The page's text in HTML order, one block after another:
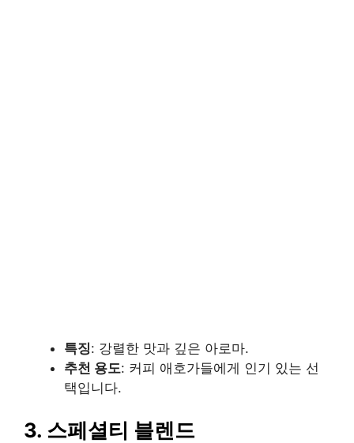
특징: 강렬한 맛과 깊은 아로마.
추천 용도: 커피 애호가들에게 인기 있는 선
택입니다.
3. 스페셜티 블렌드